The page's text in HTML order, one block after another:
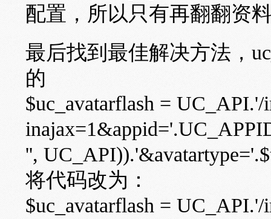
配置，所以只有再翻翻资
最后找到最佳解决方法，
的
$uc_avatarflash = UC_API.'/
'',
将代码改为：
$uc_avatarflash = UC_API.'/